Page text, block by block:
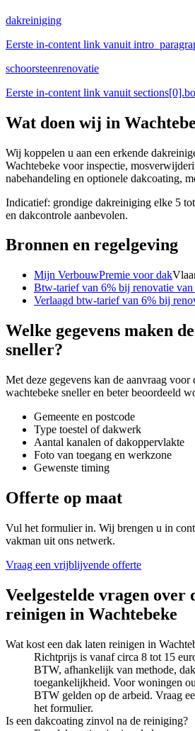
dakreiniging
Eerste in-content link vanuit
schoorsteenrenovatie
Eerste in-content link vanuit
Wat doen wij in
Wij koppelen u aan een erkende
Wachtebeke voor inspectie,
nabehandeling en optionele dakcoating,
Indicatief: grondige dakreiniging elke 5
en dakcontrole aanbevolen.
Bronnen en regelgeving
Mijn VerbouwPremie voor dak
Btw-tarief van 6% bij renovatie
Verlaagd btw-tarief van 6% bij
Welke gegevens maken
sneller?
Met deze gegevens kan de aanvraag voor
wachtebeke sneller en beter beoordeeld
Gemeente en postcode
Type toestel of dakwerk
Aantal kanalen of dakoppervlakte
Foto van toegang en werkzone
Gewenste timing
Offerte op maat
Vul het formulier in. Wij brengen u in
vakman uit ons netwerk.
Vraag een vrijblijvende offerte
Veelgestelde vragen over
reinigen in Wachtebeke
Wat kost een dak laten reinigen in
Richtprijs is vanaf circa 8 tot 15
BTW, afhankelijk van methode,
toegankelijkheid. Voor woningen
BTW gelden op de arbeid. Vraag
het formulier.
Is een dakcoating zinvol na de reiniging?